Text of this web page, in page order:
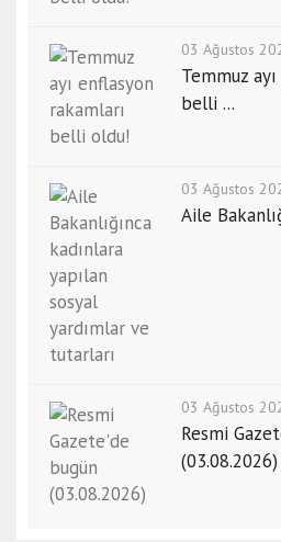
03 Ağustos
Temmuz
belli ...
03 Ağustos
Aile
03 Ağustos
Resmi
(03.08.2026)